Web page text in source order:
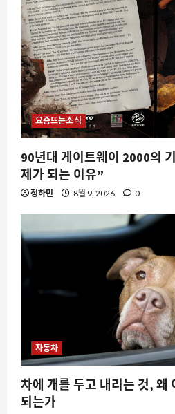
요즘뜨는소식
90년대 게이트웨이 2000의
제가 되는 이유”
정하민 8월 9, 2026 0
자동차
차에 개를 두고 내리는 것, 왜
되는가